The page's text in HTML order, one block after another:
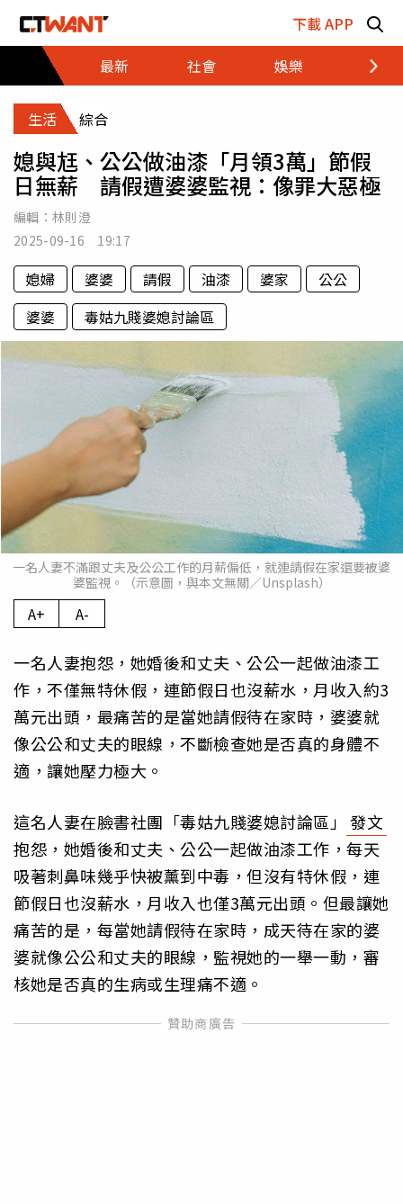
下載 APP
最新
社會 娛樂 財經
生活 綜合
媳與尪、公公做油漆「月領3萬」節假
日無薪 請假遭婆婆監視：像罪大惡極
編輯： 林則澄
2025-09-16 19:17
媳婦 婆婆 請假 油漆 婆家
公公
婆婆
毒姑九賤婆媳討論區
一名人妻不滿跟丈夫及公公工作的月薪偏低，就連請假在家還要被婆
婆監視。（示意圖，與本文無關／Unsplash）
A+ A-
一名人妻抱怨，她婚後和丈夫、公公一起做油漆工
作，不僅無特休假，連節假日也沒薪水，月收入約3
萬元出頭，最痛苦的是當她請假待在家時，婆婆就
像公公和丈夫的眼線，不斷檢查她是否真的身體不
適，讓她壓力極大。
這名人妻在臉書社團「毒姑九賤婆媳討論區」 發文
抱怨，她婚後和丈夫、公公一起做油漆工作，每天
吸著刺鼻味幾乎快被薰到中毒，但沒有特休假，連
節假日也沒薪水，月收入也僅3萬元出頭。但最讓她
痛苦的是，每當她請假待在家時，成天待在家的婆
婆就像公公和丈夫的眼線，監視她的一舉一動，審
核她是否真的生病或生理痛不適。